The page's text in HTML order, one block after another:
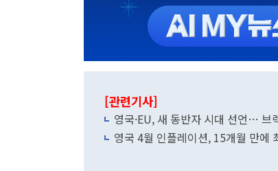
[관련기사]
영국·EU, 새 동반자 시대 선언… 브
영국 4월 인플레이션, 15개월 만